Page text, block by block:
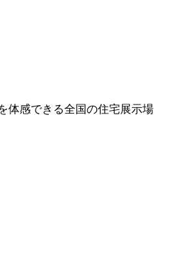
体感できる全国の住宅展示場